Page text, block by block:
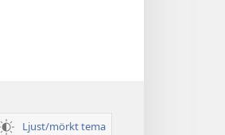
Ljust/mörkt tema